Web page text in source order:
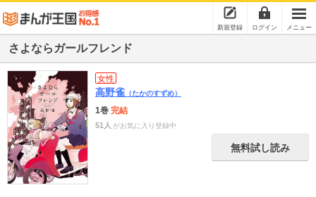
新規登録 ログイン メニュー
さよならガールフレンド
女性
高野雀 （たかのすずめ）
1巻 完結
51人 がお気に入り登録中
無料試し読み